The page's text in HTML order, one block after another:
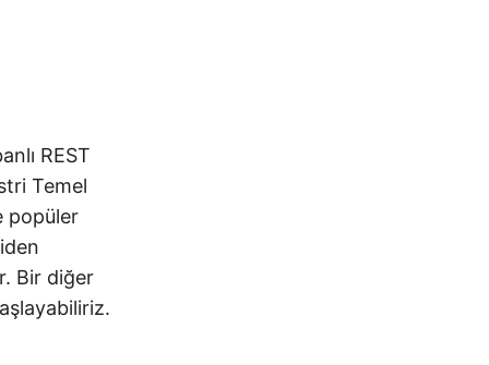
REST
Temel
popüler
Bir diğer